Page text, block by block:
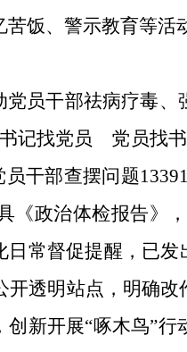
饭、警示教育等
员干部祛病疗毒
记找党员 党员找
干部查摆问题
《政治体检报告》
日常督促提醒，已
透明站点，明确
新开展“啄木鸟”